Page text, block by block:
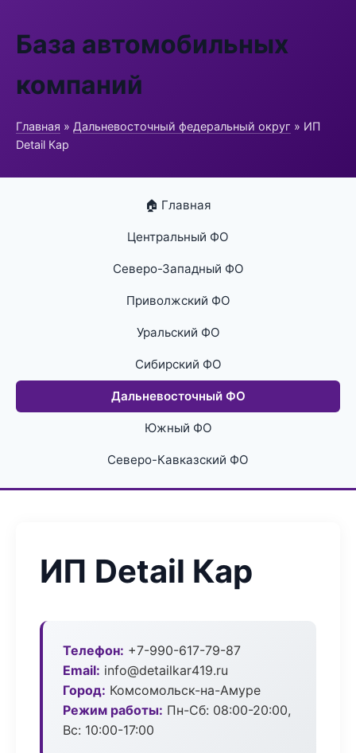
База автомобильных
компаний
Главная » Дальневосточный федеральный округ » ИП
Detail Кар
🏠 Главная
Центральный ФО
Северо-Западный ФО
Приволжский ФО
Уральский ФО
Сибирский ФО
Дальневосточный ФО
Южный ФО
Северо-Кавказский ФО
ИП Detail Кар
Телефон: +7-990-617-79-87
Email: info@detailkar419.ru
Город: Комсомольск-на-Амуре
Режим работы: Пн-Сб: 08:00-20:00,
Вс: 10:00-17:00